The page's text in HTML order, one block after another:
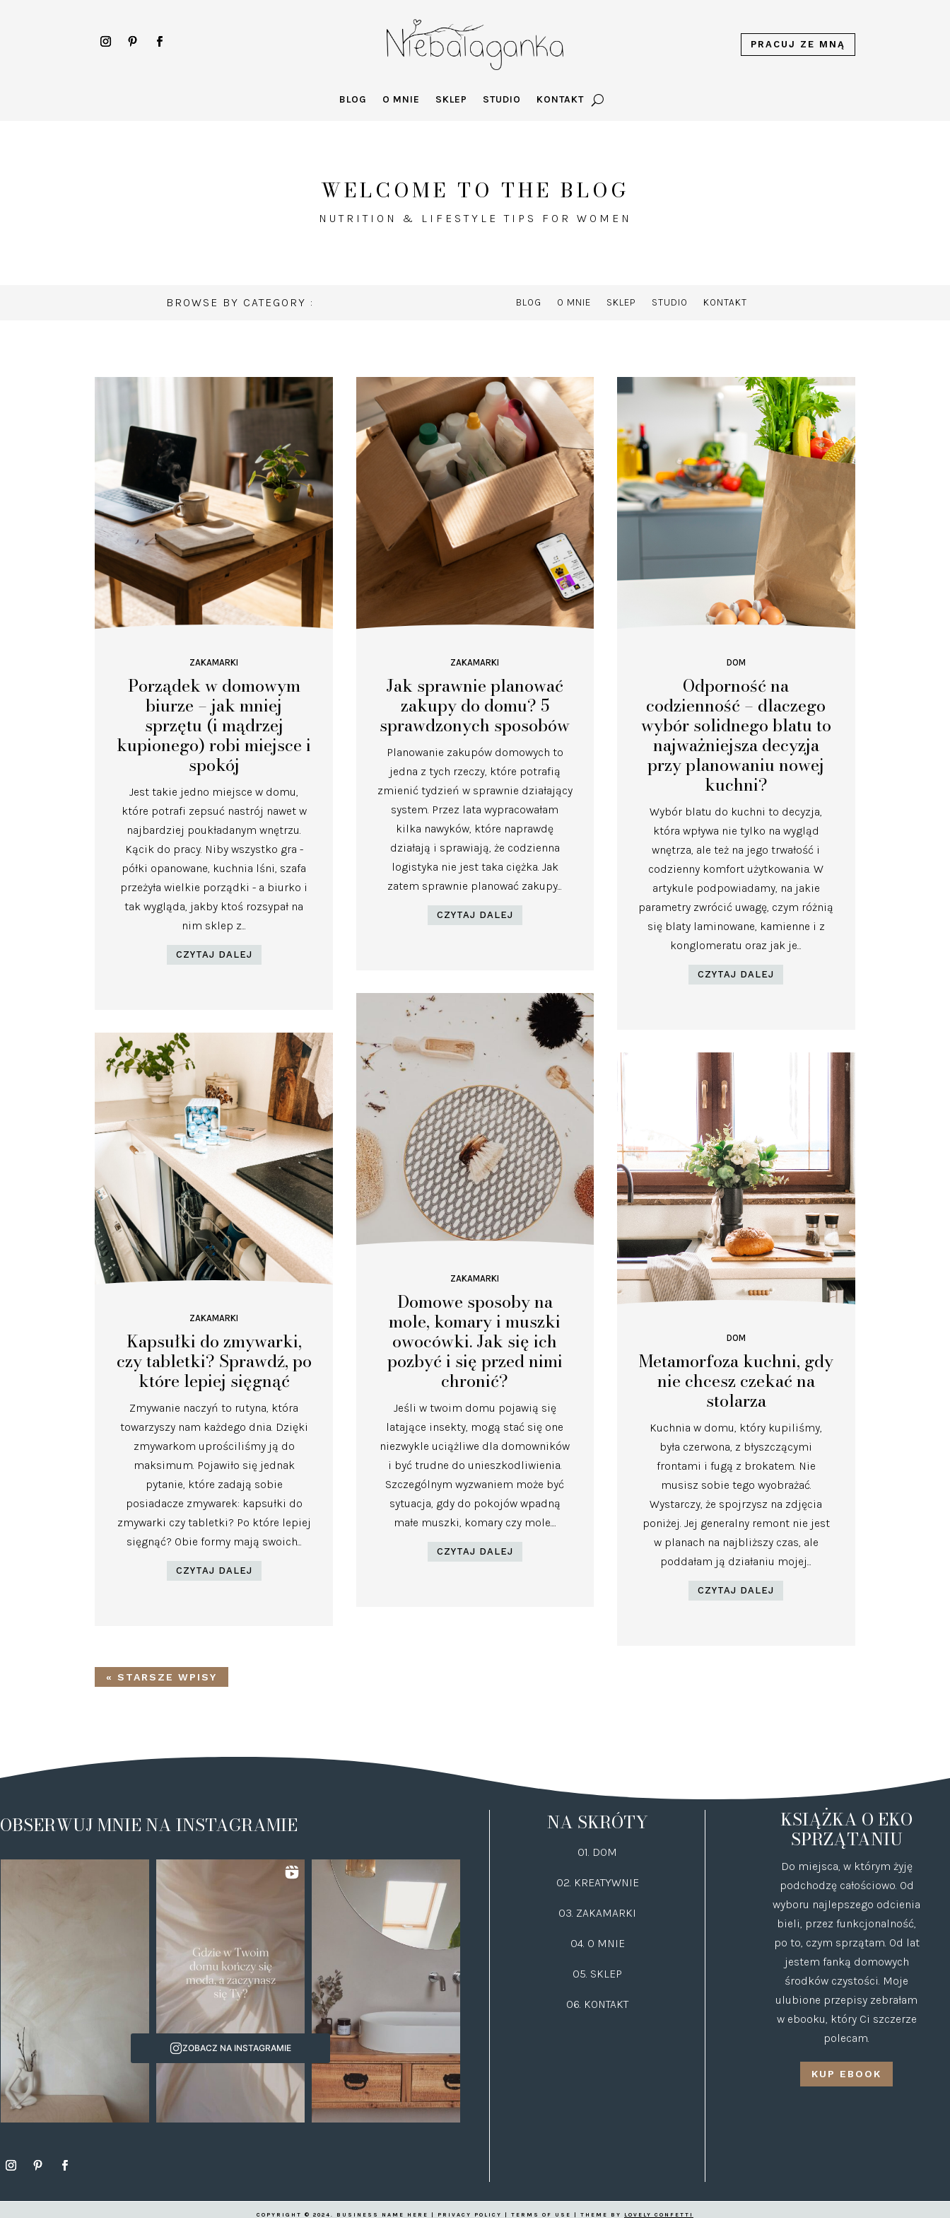
PRACUJ ZE MNĄ
BLOG O MNIE SKLEP STUDIO KONTAKT
WELCOME TO THE BLOG
NUTRITION & LIFESTYLE TIPS FOR WOMEN
BROWSE BY CATEGORY : BLOG O MNIE SKLEP STUDIO KONTAKT
Porządek w domowym
biurze – jak mniej
sprzętu (i mądrzej
kupionego) robi miejsce i
spokój
ZAKAMARKI
Jest takie jedno miejsce w domu,
które potrafi zepsuć nastrój nawet w
najbardziej poukładanym wnętrzu.
Kącik do pracy. Niby wszystko gra -
półki opanowane, kuchnia lśni, szafa
przeżyła wielkie porządki - a biurko i
tak wygląda, jakby ktoś rozsypał na
nim sklep z...
CZYTAJ DALEJ
Kapsułki do zmywarki,
czy tabletki? Sprawdź, po
które lepiej sięgnąć
ZAKAMARKI
Zmywanie naczyń to rutyna, która
towarzyszy nam każdego dnia. Dzięki
zmywarkom uprościliśmy ją do
maksimum. Pojawiło się jednak
pytanie, które zadają sobie
posiadacze zmywarek: kapsułki do
zmywarki czy tabletki? Po które lepiej
sięgnąć? Obie formy mają swoich...
CZYTAJ DALEJ
Jak sprawnie planować
zakupy do domu? 5
sprawdzonych sposobów
ZAKAMARKI
Planowanie zakupów domowych to
jedna z tych rzeczy, które potrafią
zmienić tydzień w sprawnie działający
system. Przez lata wypracowałam
kilka nawyków, które naprawdę
działają i sprawiają, że codzienna
logistyka nie jest taka ciężka. Jak
zatem sprawnie planować zakupy...
CZYTAJ DALEJ
Domowe sposoby na
mole, komary i muszki
owocówki. Jak się ich
pozbyć i się przed nimi
chronić?
ZAKAMARKI
Jeśli w twoim domu pojawią się
latające insekty, mogą stać się one
niezwykle uciążliwe dla domowników
i być trudne do unieszkodliwienia.
Szczególnym wyzwaniem może być
sytuacja, gdy do pokojów wpadną
małe muszki, komary czy mole....
CZYTAJ DALEJ
Odporność na
codzienność – dlaczego
wybór solidnego blatu to
najważniejsza decyzja
przy planowaniu nowej
kuchni?
DOM
Wybór blatu do kuchni to decyzja,
która wpływa nie tylko na wygląd
wnętrza, ale też na jego trwałość i
codzienny komfort użytkowania. W
artykule podpowiadamy, na jakie
parametry zwrócić uwagę, czym różnią
się blaty laminowane, kamienne i z
konglomeratu oraz jak je...
CZYTAJ DALEJ
Metamorfoza kuchni, gdy
nie chcesz czekać na
stolarza
DOM
Kuchnia w domu, który kupiliśmy,
była czerwona, z błyszczącymi
frontami i fugą z brokatem. Nie
musisz sobie tego wyobrażać.
Wystarczy, że spojrzysz na zdjęcia
poniżej. Jej generalny remont nie jest
w planach na najbliższy czas, ale
poddałam ją działaniu mojej...
CZYTAJ DALEJ
« STARSZE WPISY
OBSERWUJ MNIE NA INSTAGRAMIE
ZOBACZ NA INSTAGRAMIE
NA SKRÓTY
01. DOM
02. KREATYWNIE
03. ZAKAMARKI
04. O MNIE
05. SKLEP
06. KONTAKT
KSIĄŻKA O EKO
SPRZĄTANIU
Do miejsca, w którym żyję
podchodzę całościowo. Od
wyboru najlepszego odcienia
bieli, przez funkcjonalność,
po to, czym sprzątam. Od lat
jestem fanką domowych
środków czystości. Moje
ulubione przepisy zebrałam
w ebooku, który Ci szczerze
polecam.
KUP EBOOK
COPYRIGHT © 2024. BUSINESS NAME HERE | PRIVACY POLICY | TERMS OF USE | THEME BY LOVELY CONFETTI